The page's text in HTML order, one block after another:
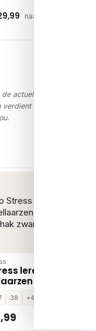
naar shop →
actuele prijs in de
via affiliate-
leren
met
zwart
38
+4